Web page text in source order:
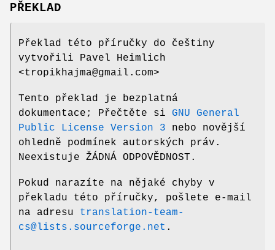
PŘEKLAD
Překlad této příručky do češtiny
vytvořili Pavel Heimlich
<tropikhajma@gmail.com>
Tento překlad je bezplatná
dokumentace; Přečtěte si GNU General
Public License Version 3 nebo novější
ohledně podmínek autorských práv.
Neexistuje ŽÁDNÁ ODPOVĚDNOST.
Pokud narazíte na nějaké chyby v
překladu této příručky, pošlete e-mail
na adresu translation-team-
cs@lists.sourceforge.net .